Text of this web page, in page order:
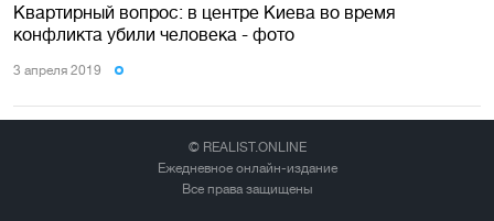
Квартирный вопрос: в центре Киева во время
конфликта убили человека - фото
3 апреля 2019
© REALIST.ONLINE
Ежедневное онлайн-издание
Все права защищены